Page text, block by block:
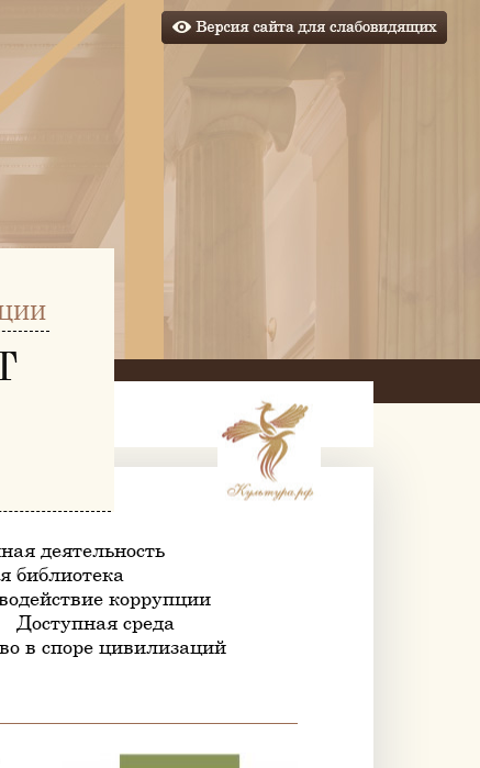
деятельность
библиотека
коррупции
Доступная среда
в споре цивилизаций